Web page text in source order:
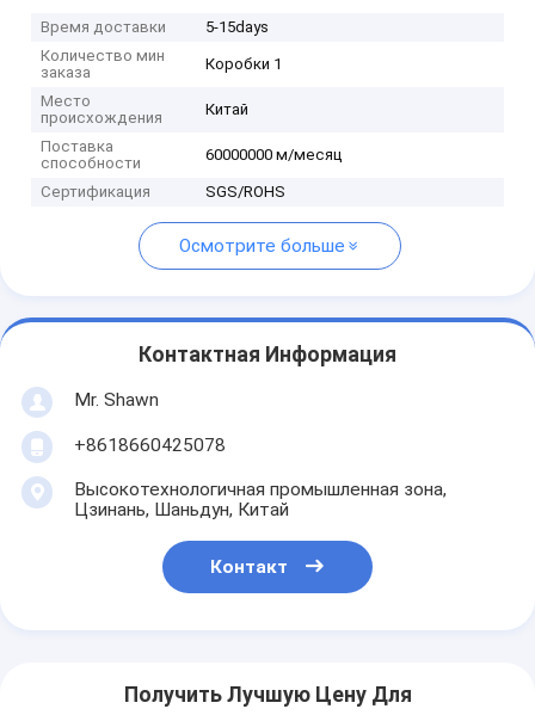
Время доставки
5-15days
Количество мин
заказа
Коробки 1
Место
происхождения
Китай
Поставка
способности
60000000 м/месяц
Сертификация SGS/ROHS
Осмотрите больше
Контактная Информация
Mr. Shawn
+8618660425078
Высокотехнологичная промышленная зона,
Цзинань, Шаньдун, Китай
Контакт
Получить Лучшую Цену Для